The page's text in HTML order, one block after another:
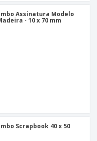
Assinatura Modelo
- 10 x 70 mm
Scrapbook 40 x 50